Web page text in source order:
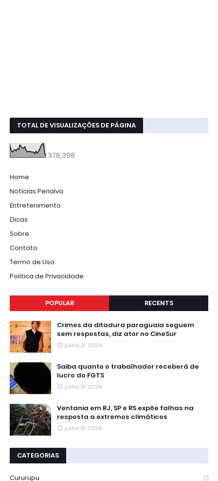
TOTAL DE VISUALIZAÇÕES DE PÁGINA
378,398
Home
Notícias Penalva
Entretenimento
Dicas
Sobre
Contato
Termo de Uso
Politica de Privacidade
POPULAR RECENTS
Crimes da ditadura paraguaia seguem
sem respostas, diz ator no CineSur
julho 31, 2026
Saiba quanto o trabalhador receberá de
lucro do FGTS
julho 31, 2026
Ventania em RJ, SP e RS expõe falhas na
resposta a extremos climáticos
julho 31, 2026
CATEGORIAS
Cururupu (1)